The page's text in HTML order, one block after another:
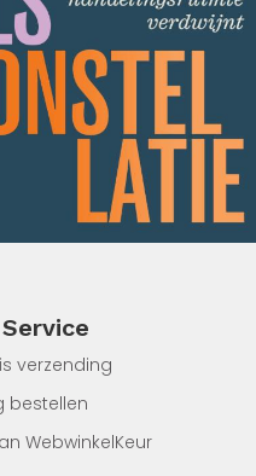
verzending
bestellen
WebwinkelKeur